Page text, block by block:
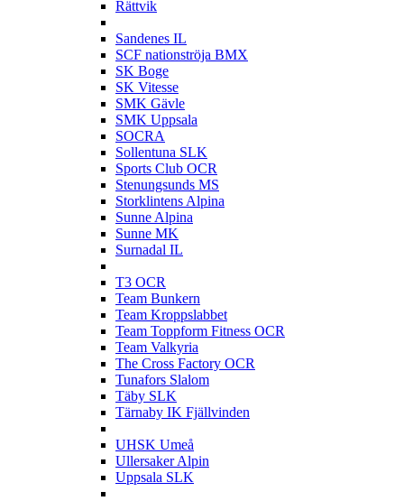
Rättvik
Sandenes IL
SCF nationströja BMX
SK Boge
SK Vitesse
SMK Gävle
SMK Uppsala
SOCRA
Sollentuna SLK
Sports Club OCR
Stenungsunds MS
Storklintens Alpina
Sunne Alpina
Sunne MK
Surnadal IL
T3 OCR
Team Bunkern
Team Kroppslabbet
Team Toppform Fitness OCR
Team Valkyria
The Cross Factory OCR
Tunafors Slalom
Täby SLK
Tärnaby IK Fjällvinden
UHSK Umeå
Ullersaker Alpin
Uppsala SLK